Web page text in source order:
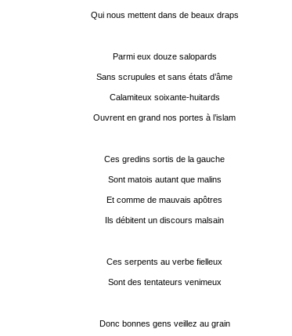
Qui nous mettent dans de beaux draps
Parmi eux douze salopards
Sans scrupules et sans états d’âme
Calamiteux soixante-huitards
Ouvrent en grand nos portes à l’islam
Ces gredins sortis de la gauche
Sont matois autant que malins
Et comme de mauvais apôtres
Ils débitent un discours malsain
Ces serpents au verbe fielleux
Sont des tentateurs venimeux
Donc bonnes gens veillez au grain